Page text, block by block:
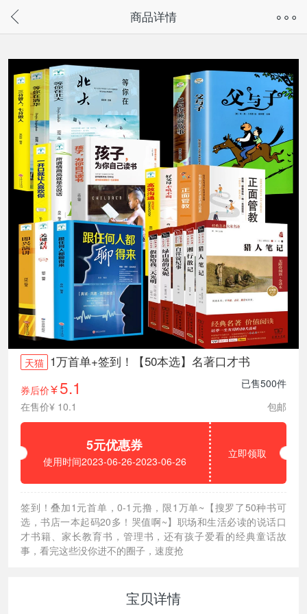
请通过微信或支付宝搜“奇兔客小程序”访问
商品详情
天猫 1万首单+签到！【50本选】名著口才书
券后价¥ 5.1
已售500件
在售价¥ 10.1
包邮
5元优惠券
使用时间2023-06-26-2023-06-26
立即领取
签到！叠加1元首单，0-1元撸，限1万单~【搜罗了50种书可
选，书店一本起码20多！哭值啊~】职场和生活必读的说话口
才书籍、家长教育书，管理书，还有孩子爱看的经典童话故
事，看完这些没你进不的圈子，速度抢
宝贝详情